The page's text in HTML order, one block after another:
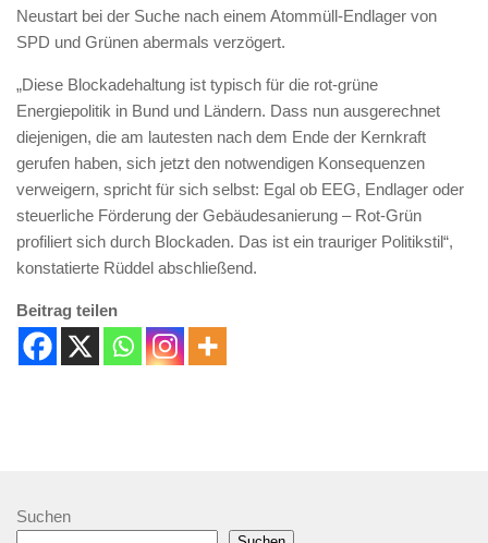
Neustart bei der Suche nach einem Atommüll-Endlager von
SPD und Grünen abermals verzögert.
„Diese Blockadehaltung ist typisch für die rot-grüne
Energiepolitik in Bund und Ländern. Dass nun ausgerechnet
diejenigen, die am lautesten nach dem Ende der Kernkraft
gerufen haben, sich jetzt den notwendigen Konsequenzen
verweigern, spricht für sich selbst: Egal ob EEG, Endlager oder
steuerliche Förderung der Gebäudesanierung – Rot-Grün
profiliert sich durch Blockaden. Das ist ein trauriger Politikstil“,
konstatierte Rüddel abschließend.
Beitrag teilen
Suchen